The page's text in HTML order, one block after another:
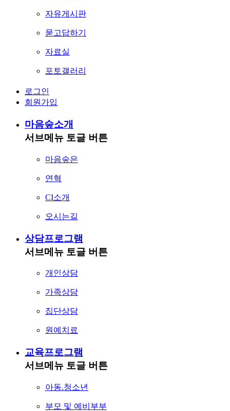
자유게시판
묻고답하기
자료실
포토갤러리
로그인
회원가입
마음숲소개
서브메뉴 토글 버튼
마음숲은
연혁
CI소개
오시는길
상담프로그램
서브메뉴 토글 버튼
개인상담
가족상담
집단상담
원예치료
교육프로그램
서브메뉴 토글 버튼
아동.청소년
부모 및 예비부부